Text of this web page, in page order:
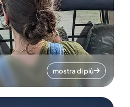
mostra di più